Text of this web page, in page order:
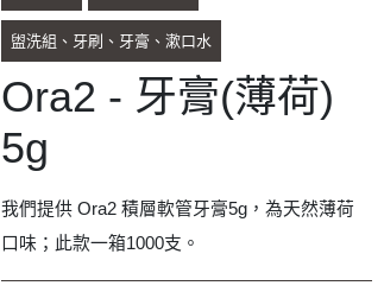
盥洗組、牙刷、牙膏、漱口水
Ora2 - 牙膏(薄荷)
5g
我們提供 Ora2 積層軟管牙膏5g，為天然薄荷
口味；此款一箱1000支。